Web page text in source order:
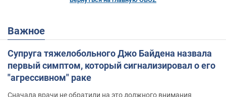
Важное
Супруга тяжелобольного Джо Байдена назвала
первый симптом, который сигнализировал о его
"агрессивном" раке
Сначала врачи не обратили на это должного внимания